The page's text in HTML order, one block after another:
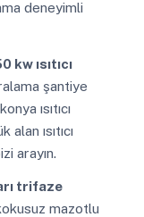
deneyimli
kw ısıtıcı
şantiye
ısıtıcı
ısıtıcı
arayın.
trifaze
mazotlu